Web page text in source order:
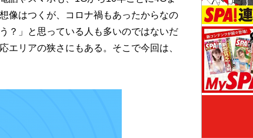
像はつくが、コロナ禍もあったからなの
？」と思っている人も多いのではないだ
エリアの狭さにもある。そこで今回は、